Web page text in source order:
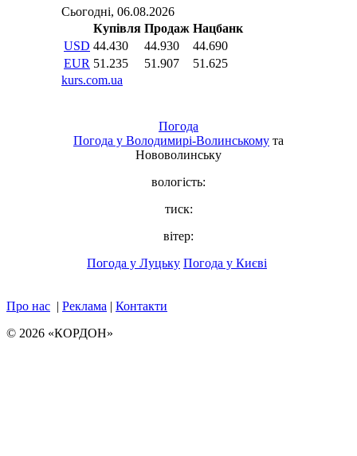
Погода
Погода у Володимирі-Волинському та
Нововолинську
вологість:
тиск:
вітер:
Погода у Луцьку Погода у Києві
Про нас | Реклама | Контакти
© 2026 «КОРДОН»